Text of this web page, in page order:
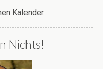
Kalender.
Nichts!